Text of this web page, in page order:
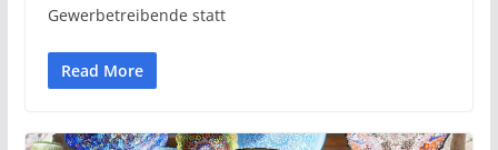
Gewerbetreibende statt
Read More